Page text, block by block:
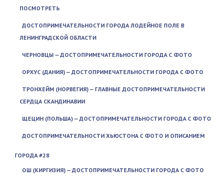
ПОСМОТРЕТЬ
ДОСТОПРИМЕЧАТЕЛЬНОСТИ ГОРОДА ЛОДЕЙНОЕ ПОЛЕ В
ЛЕНИНГРАДСКОЙ ОБЛАСТИ
ЧЕРНОВЦЫ — ДОСТОПРИМЕЧАТЕЛЬНОСТИ ГОРОДА С ФОТО
ОРХУС (ДАНИЯ) — ДОСТОПРИМЕЧАТЕЛЬНОСТИ ГОРОДА С ФОТО
ТРОНХЕЙМ (НОРВЕГИЯ) — ГЛАВНЫЕ ДОСТОПРИМЕЧАТЕЛЬНОСТИ
СЕРДЦА СКАНДИНАВИИ
ЩЕЦИН (ПОЛЬША) — ДОСТОПРИМЕЧАТЕЛЬНОСТИ ГОРОДА С ФОТО
ДОСТОПРИМЕЧАТЕЛЬНОСТИ ХЬЮСТОНА С ФОТО И ОПИСАНИЕМ
ГОРОДА #28
ОШ (КИРГИЗИЯ) — ДОСТОПРИМЕЧАТЕЛЬНОСТИ ГОРОДА С ФОТО